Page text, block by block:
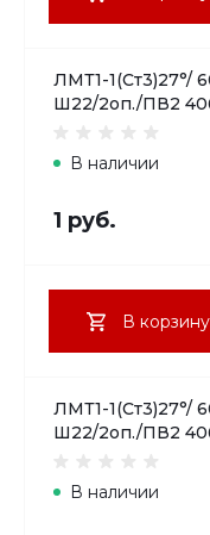
ЛМТ1-1(Ст3)27°/
Ш22/2оп./ПВ2
В наличии
1 руб.
В корзину
ЛМТ1-1(Ст3)27°/
Ш22/2оп./ПВ2
В наличии